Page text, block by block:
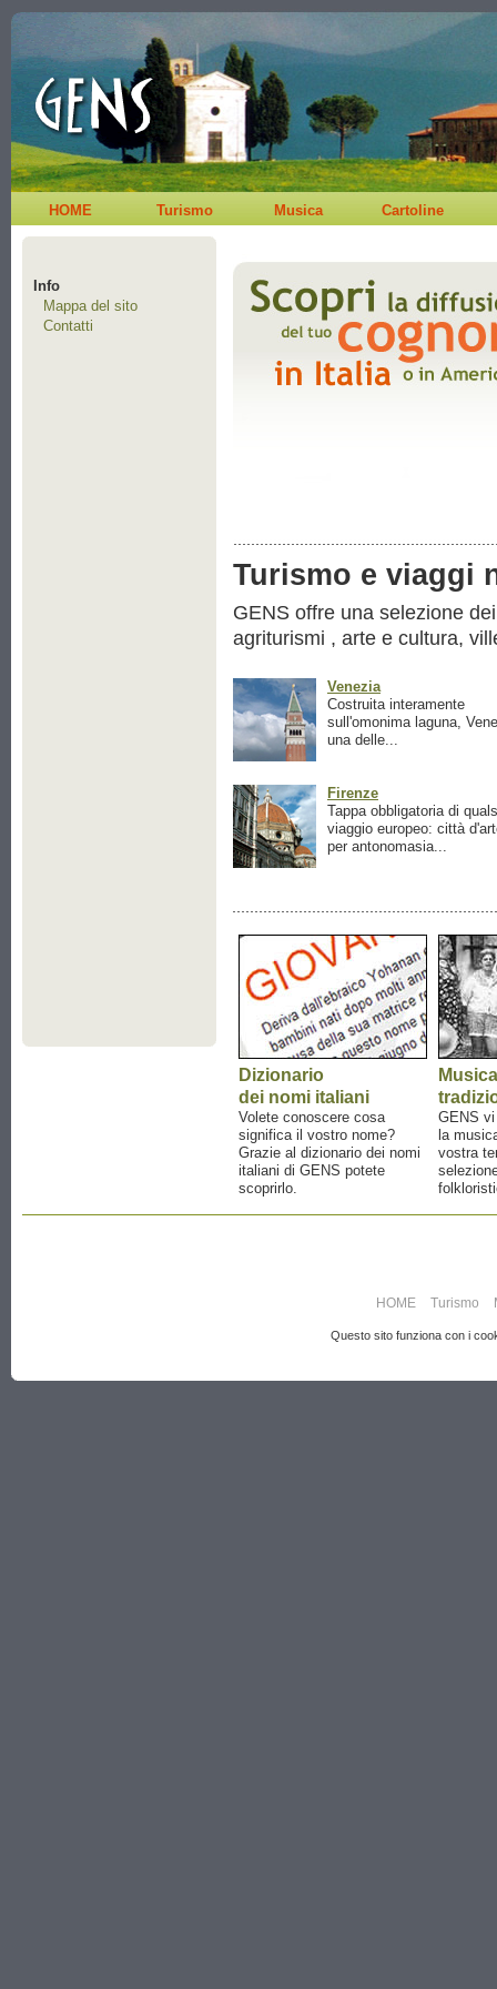
HOME Turismo Musica Cartoline
Info
Mappa del sito
Contatti
Turismo e viaggi
GENS offre una selezione
agriturismi , arte e cultura,
Venezia
Costruita interamente
sull'omonima laguna,
una delle...
Firenze
Tappa obbligatoria di
viaggio europeo: città
per antonomasia...
Dizionario
dei nomi italiani
Volete conoscere cosa
significa il vostro nome?
Grazie al dizionario dei nomi
italiani di GENS potete
scoprirlo.
Musica
GENS
la
vostra
HOME Turismo
Questo sito funziona con i